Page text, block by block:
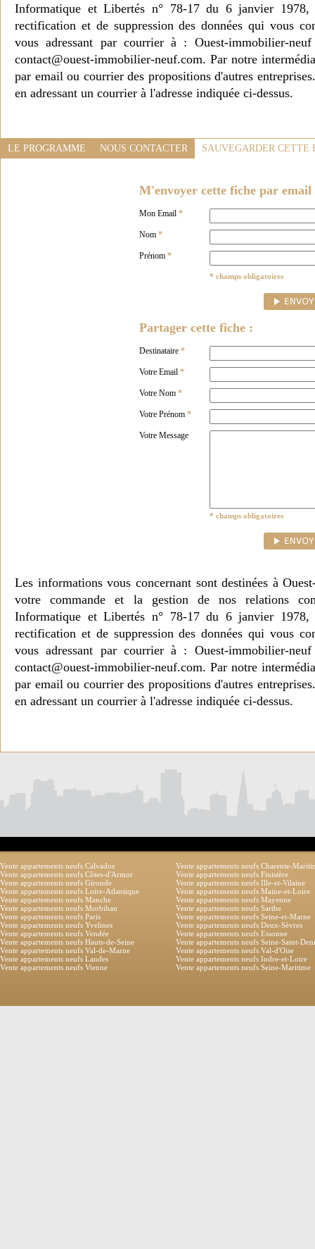
Informatique et Libertés n° 78-17 du 6 janvier 1978,
rectification et de suppression des données qui vous
vous adressant par courrier à : Ouest-immobilier-
contact@ouest-immobilier-neuf.com. Par notre
par email ou courrier des propositions d'autres
en adressant un courrier à l'adresse indiquée ci-dessus.
LE PROGRAMME NOUS CONTACTER SAUVEGARDER CETTE
M'envoyer cette fiche par email
Mon Email *
Nom *
Prénom *
* champs obligatoires
Partager cette fiche :
Destinataire *
Votre Email *
Votre Nom *
Votre Prénom *
Votre Message
* champs obligatoires
Les informations vous concernant sont destinées à
votre commande et la gestion de nos relations
Informatique et Libertés n° 78-17 du 6 janvier 1978,
rectification et de suppression des données qui vous
vous adressant par courrier à : Ouest-immobilier-
contact@ouest-immobilier-neuf.com. Par notre
par email ou courrier des propositions d'autres
en adressant un courrier à l'adresse indiquée ci-dessus.
Vente appartements neufs Calvados
Vente appartements neufs Charente-
Vente appartements neufs Côtes-d'Armor
Vente appartements neufs Finistère
Vente appartements neufs Gironde
Vente appartements neufs Ille-et-Vilaine
Vente appartements neufs Loire-Atlantique
Vente appartements neufs Maine-et-Loire
Vente appartements neufs Manche
Vente appartements neufs Mayenne
Vente appartements neufs Morbihan
Vente appartements neufs Sarthe
Vente appartements neufs Paris
Vente appartements neufs Seine-et-Marne
Vente appartements neufs Yvelines
Vente appartements neufs Deux-Sèvres
Vente appartements neufs Vendée
Vente appartements neufs Essonne
Vente appartements neufs Hauts-de-Seine
Vente appartements neufs Seine-Saint-
Vente appartements neufs Val-de-Marne
Vente appartements neufs Val-d'Oise
Vente appartements neufs Landes
Vente appartements neufs Indre-et-Loire
Vente appartements neufs Vienne
Vente appartements neufs Seine-Maritime